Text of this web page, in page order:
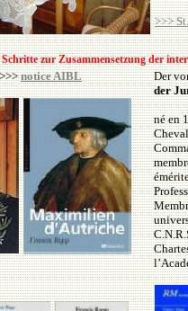
>>>
Schritte zur Zusammensetzung der
notice AIBL
Der
der
né en